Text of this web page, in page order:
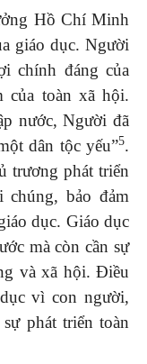
Hồ Chí Minh
giáo dục. Người
chính đáng của
của toàn xã hội.
nước, Người đã
dân tộc yếu”5.
trương phát triển
chúng, bảo đảm
dục. Giáo dục
mà còn cần sự
và xã hội. Điều
vì con người,
phát triển toàn